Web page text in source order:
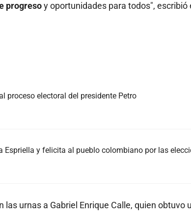
progresoy oportunidades para todos", escribió
proceso electoral del presidente Petro
Espriella y felicita al pueblo colombiano por las
urnas a Gabriel Enrique Calle, quien obtuvo